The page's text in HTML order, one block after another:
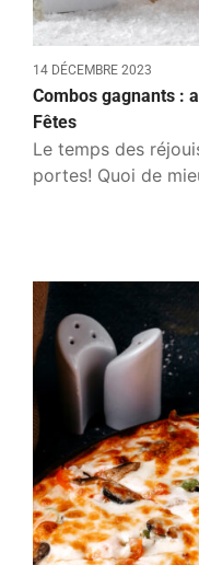
14 DÉCEMBRE 2023
Combos gagnants :
Fêtes
Le temps des
portes! Quoi de